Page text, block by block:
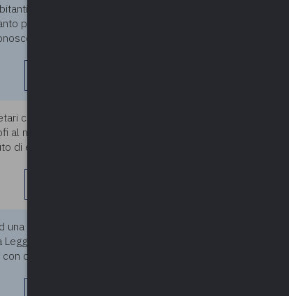
(in persona del
previsto nella
anche agli
comunali ex art.1 c.
al nostro hanno
di euro 40.000,00 di
cooperativa
381/1991, come
determinazione n. 3